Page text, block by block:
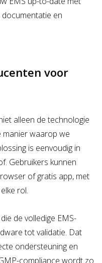
en
voor
alleen de technologie
manier waarop we
is eenvoudig in
Gebruikers kunnen
of gratis app, met
rol.
de volledige EMS-
tot validatie. Dat
ondersteuning en
compliance wordt zo